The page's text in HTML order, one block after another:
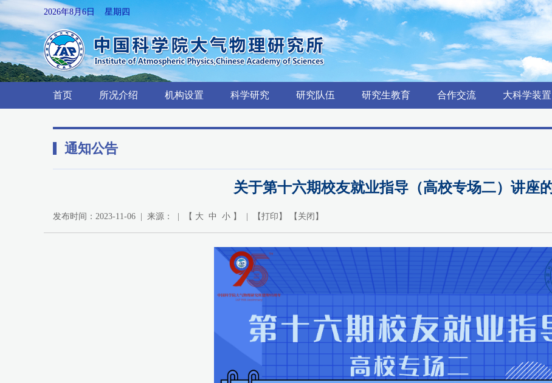
2026年8月6日 星期四
首页 所况介绍 机构设置 科学研究 研究队伍 研究生教育 合作交流 大科学装置
通知公告
关于第十六期校友就业指导（高校专场二）讲座
发布时间：2023-11-06 | 来源： | 【 大 中 小 】 | 【打印 】 【 关闭 】